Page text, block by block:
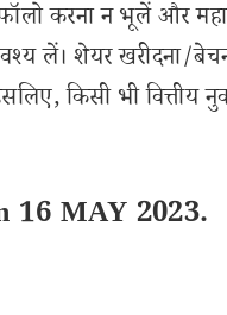
करना न भूलें और
लें। शेयर खरीदना/
किसी भी वित्तीय
16 MAY 2023.